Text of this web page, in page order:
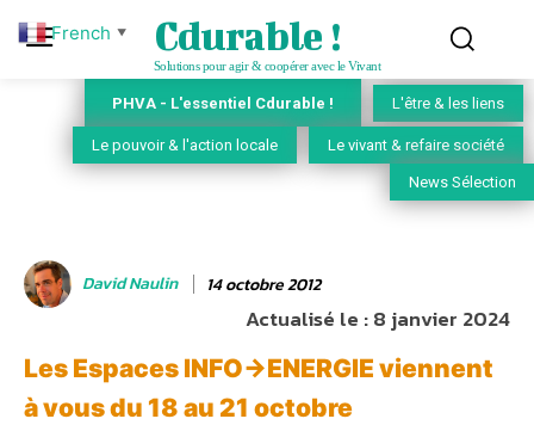
Cdurable !
Solutions pour agir & coopérer avec le Vivant
PHVA - L'essentiel Cdurable ! L'être & les liens
Le pouvoir & l'action locale Le vivant & refaire société
News Sélection
David Naulin 14 octobre 2012
Actualisé le :8 janvier 2024
Les Espaces INFO->ENERGIE viennent
à vous du 18 au 21 octobre
French ▼